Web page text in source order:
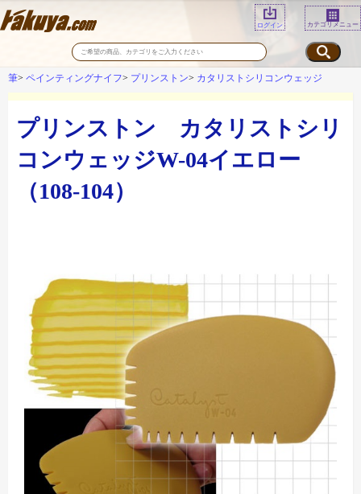
ログイン カテゴリメニュー
筆 ペインティングナイフ プリンストン カタリストシリコンウェッジ
プリンストン カタリストシリ
コンウェッジW-04イエロー
（108-104）